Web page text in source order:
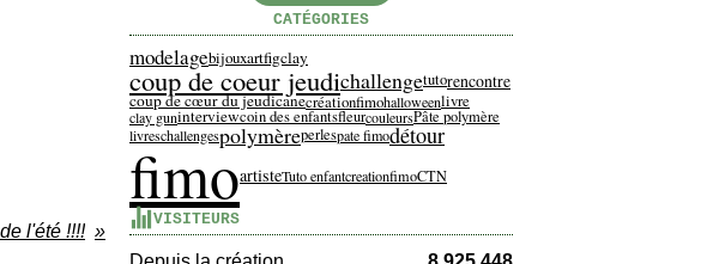
l'été !!!!
CATÉGORIES
modelagebijouxartfigclay
coup de coeur jeudichallengetutorencontre
coup de cœur du jeudicanecréationfimohalloweenlivre
clay guninterviewcoin des enfantsfleurcouleursPâte polymère
livreschallengespolymèreperlespate fimodétour
fimoartisteTuto enfantcreationfimoCTN
VISITEURS